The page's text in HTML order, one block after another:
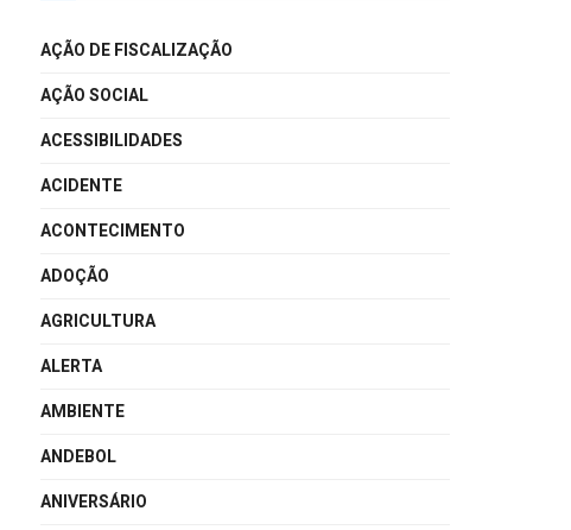
AÇÃO DE FISCALIZAÇÃO
AÇÃO SOCIAL
ACESSIBILIDADES
ACIDENTE
ACONTECIMENTO
ADOÇÃO
AGRICULTURA
ALERTA
AMBIENTE
ANDEBOL
ANIVERSÁRIO